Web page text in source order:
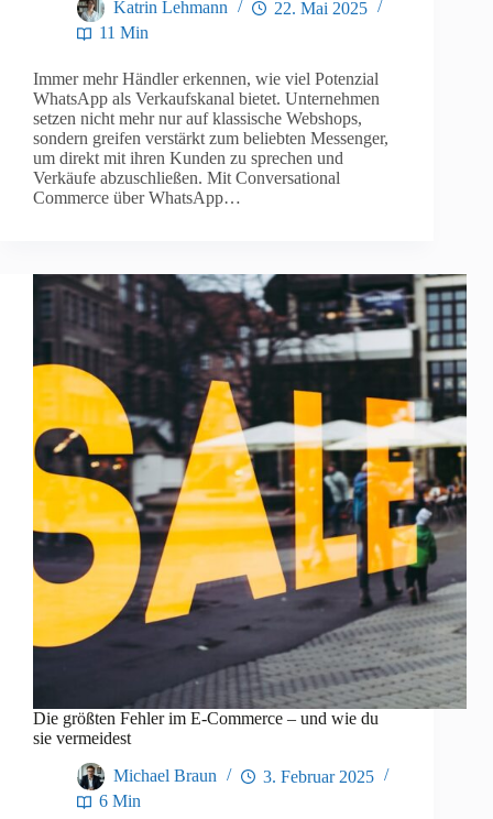
Katrin Lehmann
22. Mai 2025
11 Min
Immer mehr Händler erkennen, wie viel Potenzial
WhatsApp als Verkaufskanal bietet. Unternehmen
setzen nicht mehr nur auf klassische Webshops,
sondern greifen verstärkt zum beliebten Messenger,
um direkt mit ihren Kunden zu sprechen und
Verkäufe abzuschließen. Mit Conversational
Commerce über WhatsApp…
Die größten Fehler im E-Commerce – und wie du
sie vermeidest
Michael Braun
3. Februar 2025
6 Min